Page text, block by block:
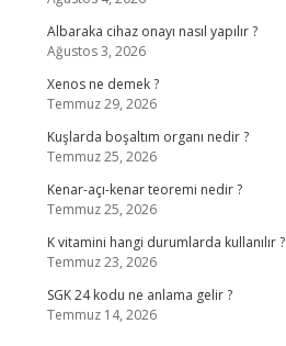
Albaraka cihaz onayı nasıl yapılır ?
Ağustos 3, 2026
Xenos ne demek ?
Temmuz 29, 2026
Kuşlarda boşaltım organı nedir ?
Temmuz 25, 2026
Kenar-açı-kenar teoremi nedir ?
Temmuz 25, 2026
K vitamini hangi durumlarda kullanılır ?
Temmuz 23, 2026
SGK 24 kodu ne anlama gelir ?
Temmuz 14, 2026